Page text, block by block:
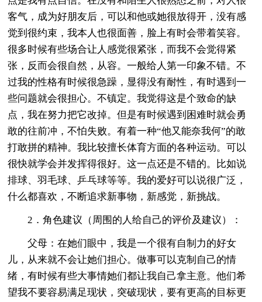
客气，成为好朋友后，可以和他或她很放得开，没有感
觉到很约束，我本人也很面善，脸上有时会带着笑容。
很多时候有些场合让人感觉很紧张，而我不会觉得紧
张，反而会很自然，从容。一般给人第一印象不错。不
过我的性格有时候很急躁，显得没有耐性，有时遇到一
些问题就会很担心。不镇定。我觉得这是个致命的缺
点，我在努力把它改掉。但是有时候遇到困难时就会勇
敢的往前冲，不怕失败。有着一种“他又能奈我何”的敢
打敢拼的精神。我比较擅长体育方面的各种运动。可以
很快就学会并发挥得很好。这一点还是不错的。比如说
排球、羽毛球、乒乓球等等。我的爱好可以说很广泛，
什么都喜欢，不断追求新事物，新感觉，新挑战。
2．角色建议（周围的人给自己的评价及建议）：
父母：在她们眼中，我是一个很有自制力的好女
儿，从来就不会让她们担心。做事可以克制自己的情
绪，有时候有些大事情她们都让我自己拿主意。他们希
望我不要容易满足现状，突破现状，要有更高的目标更